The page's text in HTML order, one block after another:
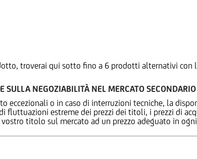
troverai qui sotto fino a 6 prodotti alternativi
SULLA NEGOZIABILITÀ NEL MERCATO SECONDARIO
eccezionali o in caso di interruzioni tecniche, la
fluttuazioni estreme dei prezzi dei titoli, i prezzi di
titolo sul mercato ad un prezzo adeguato in